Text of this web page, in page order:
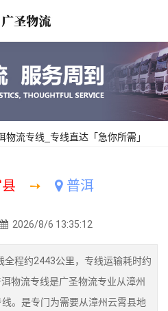
物流专线_专线直达「急你所需」
➙ 普洱
2026/8/6 13:35:12
程约2443公里，专线运输耗时约
物流专线是广圣物流专业从漳州
。是专门为需要从漳州云霄县地